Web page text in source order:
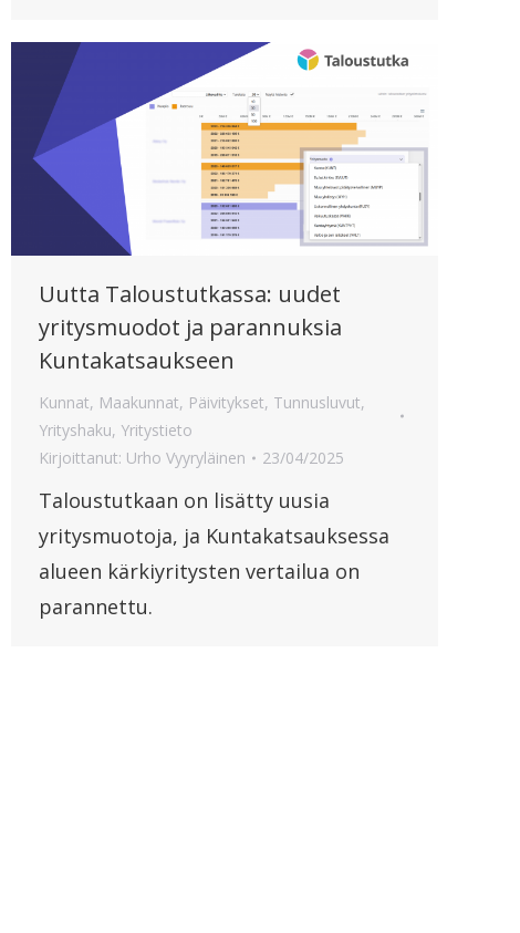
Uutta Taloustutkassa: uudet
yritysmuodot ja parannuksia
Kuntakatsaukseen
Kunnat, Maakunnat, Päivitykset, Tunnusluvut,
Yrityshaku, Yritystieto
Kirjoittanut: Urho Vyyryläinen 23/04/2025
Taloustutkaan on lisätty uusia
yritysmuotoja, ja Kuntakatsauksessa
alueen kärkiyritysten vertailua on
parannettu.